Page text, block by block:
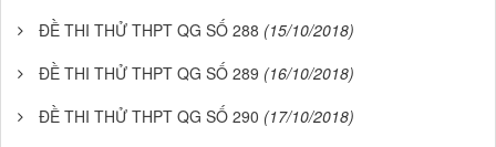
ĐỀ THI THỬ THPT QG SỐ 288 (15/10/2018)
ĐỀ THI THỬ THPT QG SỐ 289 (16/10/2018)
ĐỀ THI THỬ THPT QG SỐ 290 (17/10/2018)